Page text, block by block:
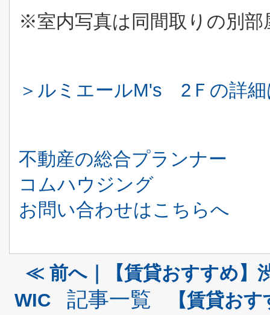
※室内写真は同間取りの別部
＞ルミエールM's 2Ｆの詳
不動産の総合プランナー
コムハウジング
お問い合わせはこちらへ
≪ 前へ｜【賃貸おすすめ】
WIC
記事一覧
【賃貸お